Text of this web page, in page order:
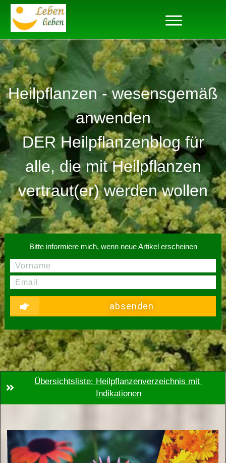
Heilpflanzen - wesensgemäß
anwenden
DER Heilpflanzenblog für
alle, die mit Heilpflanzen
vertraut(er) werden wollen
Bitte informiere mich, wenn neue Artikel erscheinen
absenden
Übersichtsliste: Heilpflanzenverzeichnis mit
Indikationen